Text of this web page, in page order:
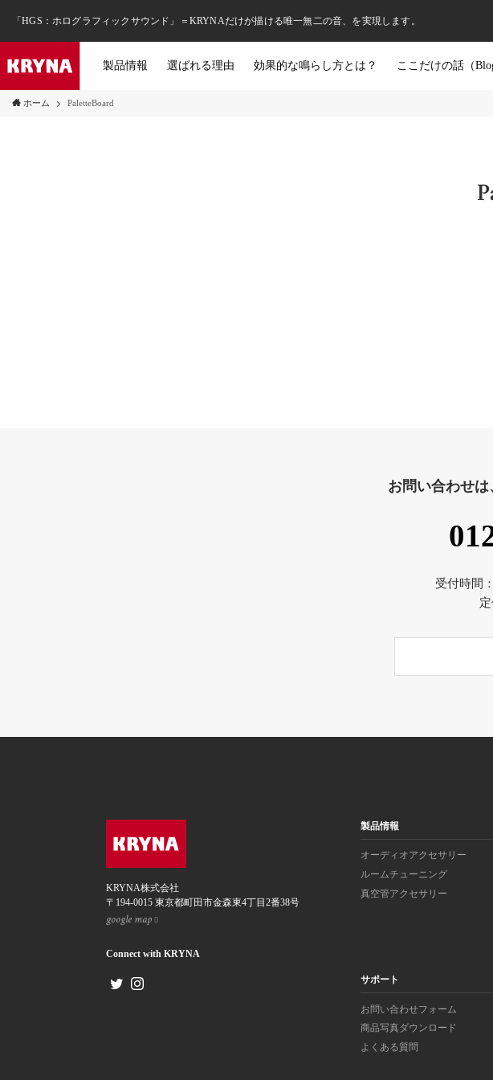
「HGS：ホログラフィックサウンド」＝KRYNAだけが描ける唯一無二の音、を実現します。
製品情報 選ばれる理由 効果的な鳴らし方とは？ ここだけの話（
ホーム PaletteBoard
お問い合わせ
受付時間
KRYNA株式会社
〒194-0015 東京都町田市金森東4丁目2番38号
google map
Connect with KRYNA
製品情報
オーディオアクセサリー
ルームチューニング
真空管アクセサリー
サポート
お問い合わせフォーム
商品写真ダウンロード
よくある質問